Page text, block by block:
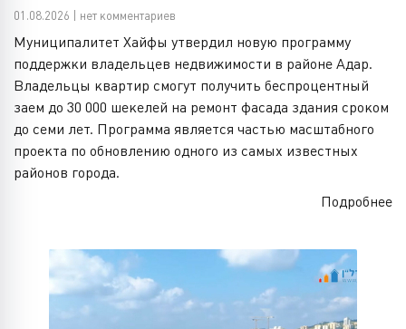
01.08.2026 | нет комментариев
Муниципалитет Хайфы утвердил новую программу
поддержки владельцев недвижимости в районе Адар.
Владельцы квартир смогут получить беспроцентный
заем до 30 000 шекелей на ремонт фасада здания сроком
до семи лет. Программа является частью масштабного
проекта по обновлению одного из самых известных
районов города.
Подробнее